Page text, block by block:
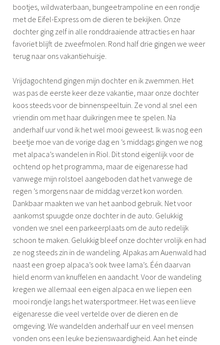
bootjes, wildwaterbaan, bungeetrampoline en een rondje
met de Eifel-Express om de dieren te bekijken. Onze
dochter ging zelf in alle ronddraaiende attracties en haar
favoriet blijft de zweefmolen. Rond half drie gingen we weer
terug naar ons vakantiehuisje.
Vrijdagochtend gingen mijn dochter en ik zwemmen. Het
was pas de eerste keer deze vakantie, maar onze dochter
koos steeds voor de binnenspeeltuin. Ze vond al snel een
vriendin om met haar duikringen mee te spelen. Na
anderhalf uur vond ik het wel mooi geweest. Ik was nog een
beetje moe van de vorige dag en ’s middags gingen we nog
met alpaca’s wandelen in Riol. Dit stond eigenlijk voor de
ochtend op het programma, maar de eigenaresse had
vanwege mijn rolstoel aangeboden dat het vanwege de
regen ’s morgens naar de middag verzet kon worden.
Dankbaar maakten we van het aanbod gebruik. Net voor
aankomst spuugde onze dochter in de auto. Gelukkig
vonden we snel een parkeerplaats om de auto redelijk
schoon te maken. Gelukkig bleef onze dochter vrolijk en had
ze nog steeds zin in de wandeling. Alpakas am Auenwald had
naast een groep alpaca’s ook twee lama’s. Één daarvan
hield enorm van knuffelen en aandacht. Voor de wandeling
kregen we allemaal een eigen alpaca en we liepen een
mooi rondje langs het watersportmeer. Het was een lieve
eigenaresse die veel vertelde over de dieren en de
omgeving. We wandelden anderhalf uur en veel mensen
vonden ons een leuke bezienswaardigheid. Aan het einde